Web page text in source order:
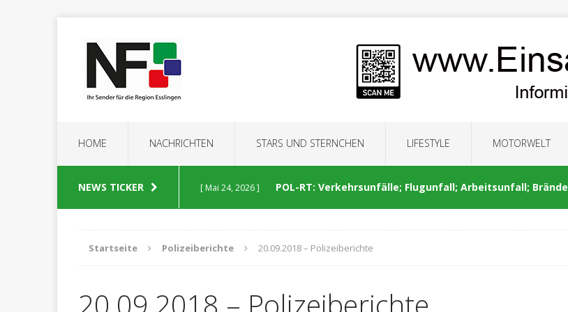
HOME NACHRICHTEN STARS UND STERNCHEN LIFESTYLE MOTORWELT
NEWS TICKER [ Mai 24, 2026 ] POL-RT: Verkehrsunfälle; Flugunfall; Arbeitsunfall; Brände
POLIZEIBERICHTE
Startseite Polizeiberichte 20.09.2018 – Polizeiberichte